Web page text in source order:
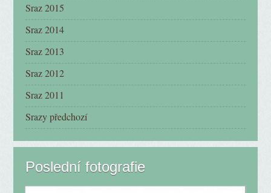
Sraz 2015
Sraz 2014
Sraz 2013
Sraz 2012
Sraz 2011
Srazy předchozí
Poslední fotografie